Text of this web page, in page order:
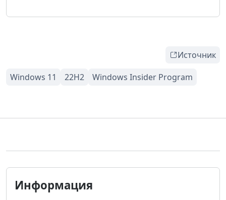
Источник
Информация